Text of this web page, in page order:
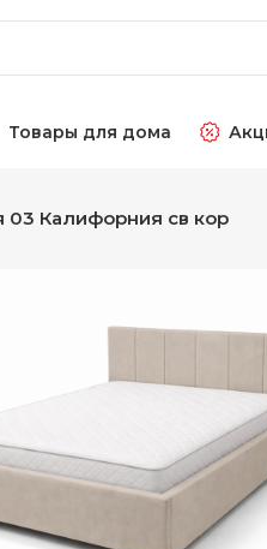
Товары для дома
03 Калифорния св кор